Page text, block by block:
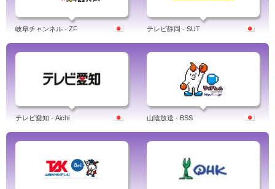
岐阜チャンネル - ZF テレビ静岡 - SUT
テレビ愛知 - Aichi 山陰放送 - BSS